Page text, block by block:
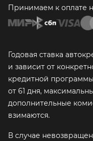
Принимаем к оплате
Годовая ставка
и зависит от
кредитной
от 61 дня,
дополнительные
взимаются.
В случае